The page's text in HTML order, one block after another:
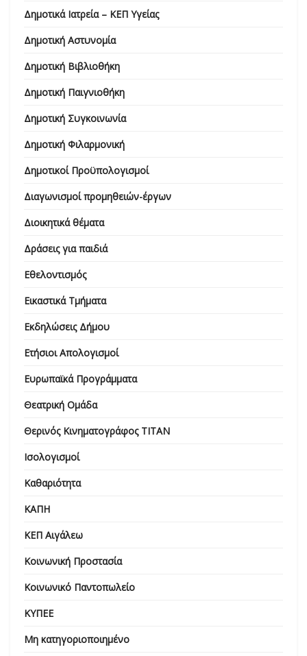
Δημοτικά Ιατρεία – ΚΕΠ Υγείας
Δημοτική Αστυνομία
Δημοτική Βιβλιοθήκη
Δημοτική Παιγνιοθήκη
Δημοτική Συγκοινωνία
Δημοτική Φιλαρμονική
Δημοτικοί Προϋπολογισμοί
Διαγωνισμοί προμηθειών-έργων
Διοικητικά θέματα
Δράσεις για παιδιά
Εθελοντισμός
Εικαστικά Τμήματα
Εκδηλώσεις Δήμου
Ετήσιοι Απολογισμοί
Ευρωπαϊκά Προγράμματα
Θεατρική Ομάδα
Θερινός Κινηματογράφος ΤΙΤΑΝ
Ισολογισμοί
Καθαριότητα
ΚΑΠΗ
ΚΕΠ Αιγάλεω
Κοινωνική Προστασία
Κοινωνικό Παντοπωλείο
ΚΥΠΕΕ
Μη κατηγοριοποιημένο